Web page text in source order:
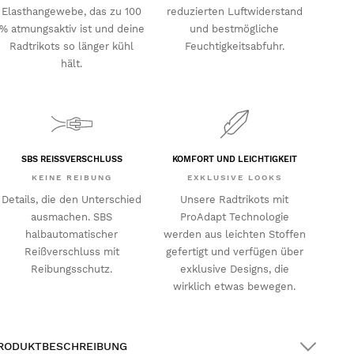
Elasthangewebe, das zu 100
atmungsaktiv ist und deine
Radtrikots so länger kühl
hält.
reduzierten Luftwiderstand
und bestmögliche
Feuchtigkeitsabfuhr.
SBS REISSVERSCHLUSS
KEINE REIBUNG
Details, die den Unterschied
ausmachen. SBS
halbautomatischer
Reißverschluss mit
Reibungsschutz.
KOMFORT UND LEICHTIGKEIT
EXKLUSIVE LOOKS
Unsere Radtrikots mit
ProAdapt Technologie
werden aus leichten Stoffen
gefertigt und verfügen über
exklusive Designs, die
wirklich etwas bewegen.